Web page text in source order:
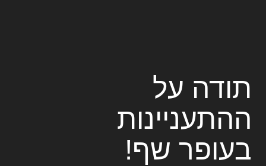
תודה על
ההתעניינות
בעופר שף!